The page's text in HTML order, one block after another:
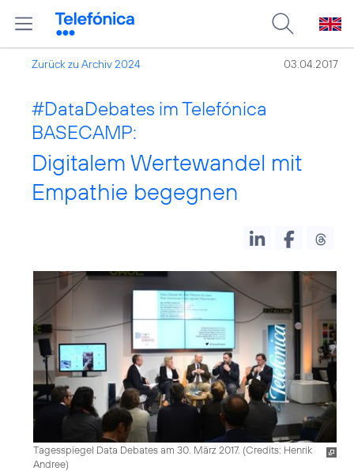
Zurück zu Archiv 2024 03.04.2017
#DataDebates im Telefónica
BASECAMP:
Digitalem Wertewandel mit
Empathie begegnen
Tagesspiegel Data Debates am 30. März 2017. (Credits: Henrik
Andree)